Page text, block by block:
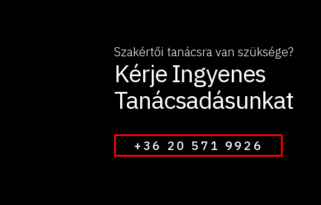
Szakértői tanácsra van szüksége?
Kérje Ingyenes
Tanácsadásunkat
+36 20 571 9926